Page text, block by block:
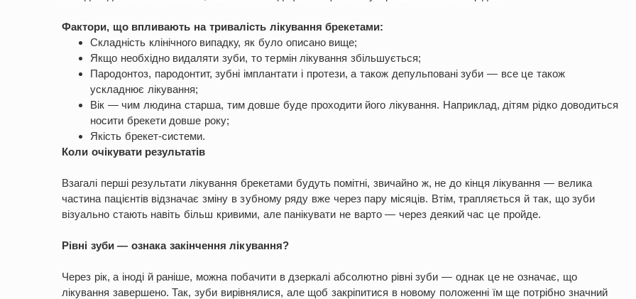
Фактори, що впливають на тривалість лікування брекетами:
Складність клінічного випадку, як було описано вище;
Якщо необхідно видаляти зуби, то термін лікування збільшується;
Пародонтоз, пародонтит, зубні імплантати і протези, а також депульповані зуби — все це також
ускладнює лікування;
Вік — чим людина старша, тим довше буде проходити його лікування. Наприклад, дітям рідко доводиться
носити брекети довше року;
Якість брекет-системи.
Коли очікувати результатів
Взагалі перші результати лікування брекетами будуть помітні, звичайно ж, не до кінця лікування — велика
частина пацієнтів відзначає зміну в зубному ряду вже через пару місяців. Втім, трапляється й так, що зуби
візуально стають навіть більш кривими, але панікувати не варто — через деякий час це пройде.
Рівні зуби — ознака закінчення лікування?
Через рік, а іноді й раніше, можна побачити в дзеркалі абсолютно рівні зуби — однак це не означає, що
лікування завершено. Так, зуби вирівнялися, але щоб закріпитися в новому положенні їм ще потрібно значний